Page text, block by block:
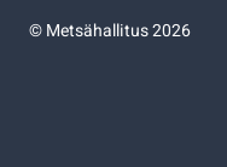
©Metsähallitus 2026